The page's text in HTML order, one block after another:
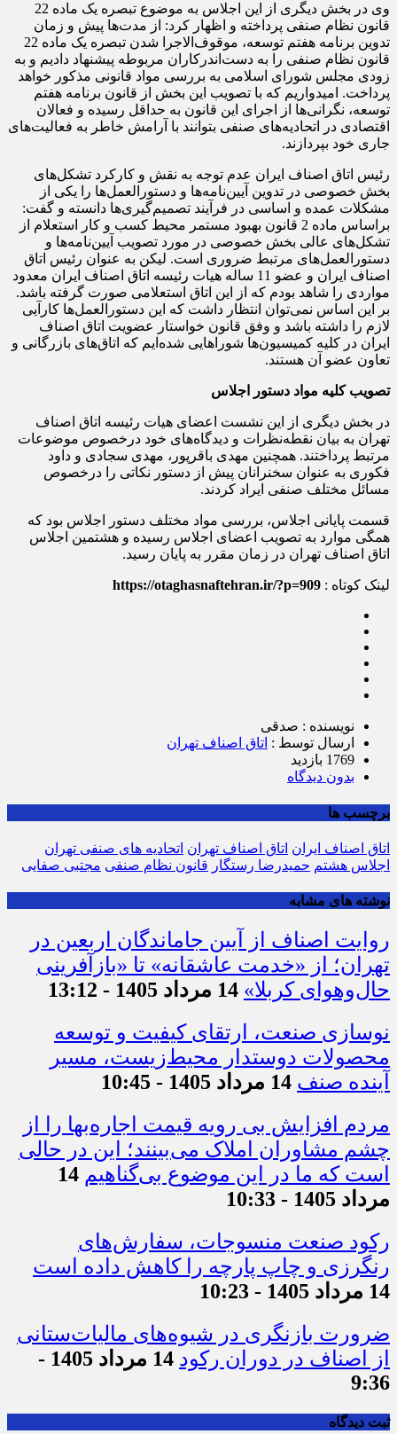
وی در بخش دیگری از این اجلاس به موضوع تبصره یک ماده 22
قانون نظام صنفی پرداخته و اظهار کرد: از مدت‌ها پیش و زمان
تدوین برنامه هفتم توسعه، موقوف‌الاجرا شدن تبصره یک ماده 22
قانون نظام صنفی را به دست‌اندرکاران مربوطه پیشنهاد دادیم و به
زودی مجلس شورای اسلامی به بررسی مواد قانونی مذکور خواهد
پرداخت. امیدواریم که با تصویب این بخش از قانون برنامه هفتم
توسعه، نگرانی‌ها از اجرای این قانون به حداقل رسیده و فعالان
اقتصادی در اتحادیه‌های صنفی بتوانند با آرامش خاطر به فعالیت‌های
جاری خود بپردازند.
رئیس اتاق اصناف ایران عدم توجه به نقش و کارکرد تشکل‌های
بخش خصوصی در تدوین آیین‌نامه‌ها و دستورالعمل‌ها را یکی از
مشکلات عمده و اساسی در فرآیند تصمیم‌گیری‌ها دانسته و گفت:
براساس ماده 2 قانون بهبود مستمر محیط کسب و کار استعلام از
تشکل‌های عالی بخش خصوصی در مورد تصویب آیین‌نامه‌ها و
دستورالعمل‌های مرتبط ضروری است. لیکن به عنوان رئیس اتاق
اصناف ایران و عضو 11 ساله هیات رئیسه اتاق اصناف ایران معدود
مواردی را شاهد بودم که از این اتاق استعلامی صورت گرفته باشد.
بر این اساس نمی‌توان انتظار داشت که این دستورالعمل‌ها کارآیی
لازم را داشته باشد و وفق قانون خواستار عضویت اتاق اصناف
ایران در کلیه کمیسیون‌ها شوراهایی شده‌ایم که اتاق‌های بازرگانی و
تعاون عضو آن هستند.
تصویب کلیه مواد دستور اجلاس
در بخش دیگری از این نشست اعضای هیات رئیسه اتاق اصناف
تهران به بیان نقطه‌نظرات و دیدگاه‌های خود درخصوص موضوعات
مرتبط پرداختند. همچنین مهدی باقرپور، مهدی سجادی و داود
فکوری به عنوان سخنرانان پیش از دستور نکاتی را درخصوص
مسائل مختلف صنفی ایراد کردند.
قسمت پایانی اجلاس، بررسی مواد مختلف دستور اجلاس بود که
همگی موارد به تصویب اعضای اجلاس رسیده و هشتمین اجلاس
اتاق اصناف تهران در زمان مقرر به پایان رسید.
لینک کوتاه : https://otaghasnaftehran.ir/?p=909
نویسنده : صدقی
ارسال توسط : اتاق اصناف تهران
1769 بازدید
بدون دیدگاه
برچسب ها
اتاق اصناف ایران اتاق اصناف تهران اتحادیه های صنفی تهران
اجلاس هشتم حمیدرضا رستگار قانون نظام صنفی مجتبی صفایی
نوشته های مشابه
روایت اصناف از آیین جاماندگان اربعین در
تهران؛ از «خدمت عاشقانه» تا «بازآفرینی
حال‌وهوای کربلا» 14 مرداد 1405 - 13:12
نوسازی صنعت، ارتقای کیفیت و توسعه
محصولات دوستدار محیط‌زیست، مسیر
آینده صنف 14 مرداد 1405 - 10:45
مردم افزایش بی رویه قیمت اجاره‌بها را از
چشم مشاوران املاک می‌بینند؛ این در حالی
است که ما در این موضوع بی‌گناهیم 14
مرداد 1405 - 10:33
رکود صنعت منسوجات، سفارش‌های
رنگرزی و چاپ پارچه را کاهش داده است
14 مرداد 1405 - 10:23
ضرورت بازنگری در شیوه‌های مالیات‌ستانی
از اصناف در دوران رکود
14 مرداد 1405 -
9:36
ثبت دیدگاه